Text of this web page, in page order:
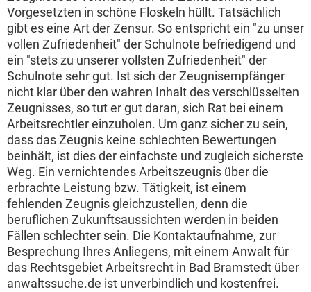
Vorgesetzten in schöne Floskeln hüllt. Tatsächlich
gibt es eine Art der Zensur. So entspricht ein "zu unser
vollen Zufriedenheit" der Schulnote befriedigend und
ein "stets zu unserer vollsten Zufriedenheit" der
Schulnote sehr gut. Ist sich der Zeugnisempfänger
nicht klar über den wahren Inhalt des verschlüsselten
Zeugnisses, so tut er gut daran, sich Rat bei einem
Arbeitsrechtler einzuholen. Um ganz sicher zu sein,
dass das Zeugnis keine schlechten Bewertungen
beinhält, ist dies der einfachste und zugleich sicherste
Weg. Ein vernichtendes Arbeitszeugnis über die
erbrachte Leistung bzw. Tätigkeit, ist einem
fehlenden Zeugnis gleichzustellen, denn die
beruflichen Zukunftsaussichten werden in beiden
Fällen schlechter sein. Die Kontaktaufnahme, zur
Besprechung Ihres Anliegens, mit einem Anwalt für
das Rechtsgebiet Arbeitsrecht in Bad Bramstedt über
anwaltssuche.de ist unverbindlich und kostenfrei.